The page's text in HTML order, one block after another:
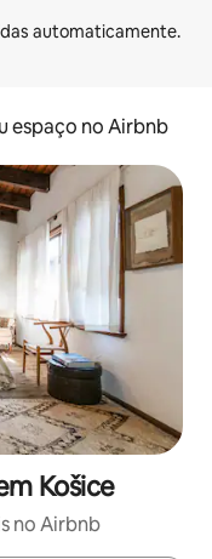
espaço no Airbnb
Košice
no Airbnb